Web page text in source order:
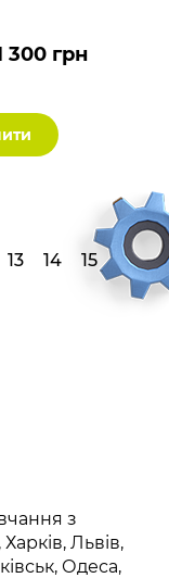
300 грн
13 14 15
з
Харків, Львів,
Одеса,